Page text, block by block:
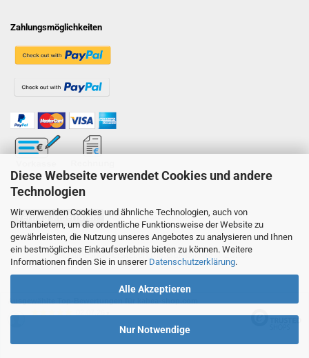
Diese Webseite verwendet Cookies und andere
Technologien
Wir verwenden Cookies und ähnliche Technologien, auch von
Drittanbietern, um die ordentliche Funktionsweise der Website zu
gewährleisten, die Nutzung unseres Angebotes zu analysieren und Ihnen
ein bestmögliches Einkaufserlebnis bieten zu können. Weitere
Informationen finden Sie in unserer Datenschutzerklärung.
Alle Akzeptieren
Nur Notwendige
Zahlungsmöglichkeiten
Vertrag widerrufen
Onlineshop erstellenmit Gambio.de © 2026
Ausgewählte Top-Bewertungen für kabea-shop.com